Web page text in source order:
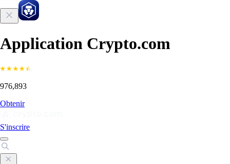
Application Crypto.com
976,893
Obtenir
S'inscrire